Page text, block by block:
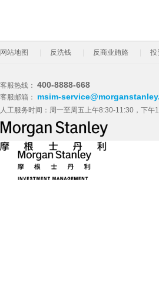
网站地图 反洗钱 反商业贿赂 投
客服热线： 400-8888-668
客服邮箱： msim-
人工服务时间：周一至周五上午8:30-11:30，下午